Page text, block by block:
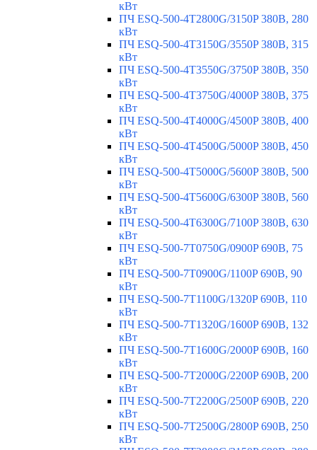
кВт
ПЧ ESQ-500-4T2800G/3150P 380В, 280
кВт
ПЧ ESQ-500-4T3150G/3550P 380В, 315
кВт
ПЧ ESQ-500-4T3550G/3750P 380В, 350
кВт
ПЧ ESQ-500-4T3750G/4000P 380В, 375
кВт
ПЧ ESQ-500-4T4000G/4500P 380В, 400
кВт
ПЧ ESQ-500-4T4500G/5000P 380В, 450
кВт
ПЧ ESQ-500-4T5000G/5600P 380В, 500
кВт
ПЧ ESQ-500-4T5600G/6300P 380В, 560
кВт
ПЧ ESQ-500-4T6300G/7100P 380В, 630
кВт
ПЧ ESQ-500-7T0750G/0900P 690В, 75
кВт
ПЧ ESQ-500-7T0900G/1100P 690В, 90
кВт
ПЧ ESQ-500-7T1100G/1320P 690В, 110
кВт
ПЧ ESQ-500-7T1320G/1600P 690В, 132
кВт
ПЧ ESQ-500-7T1600G/2000P 690В, 160
кВт
ПЧ ESQ-500-7T2000G/2200P 690В, 200
кВт
ПЧ ESQ-500-7T2200G/2500P 690В, 220
кВт
ПЧ ESQ-500-7T2500G/2800P 690В, 250
кВт